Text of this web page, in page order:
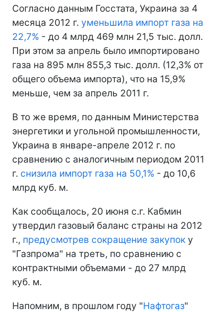
Согласно данным Госстата, Украина за 4
месяца 2012 г. уменьшила импорт газа на
22,7% - до 4 млрд 469 млн 21,5 тыс. долл.
При этом за апрель было импортировано
газа на 895 млн 855,3 тыс. долл. (12,3% от
общего объема импорта), что на 15,9%
меньше, чем за апрель 2011 г.
В то же время, по данным Министерства
энергетики и угольной промышленности,
Украина в январе-апреле 2012 г. по
сравнению с аналогичным периодом 2011
г. снизила импорт газа на 50,1% - до 10,6
млрд куб. м.
Как сообщалось, 20 июня с.г. Кабмин
утвердил газовый баланс страны на 2012
г., предусмотрев сокращение закупок у
"Газпрома" на треть, по сравнению с
контрактными объемами - до 27 млрд
куб. м.
Напомним, в прошлом году "Нафтогаз"